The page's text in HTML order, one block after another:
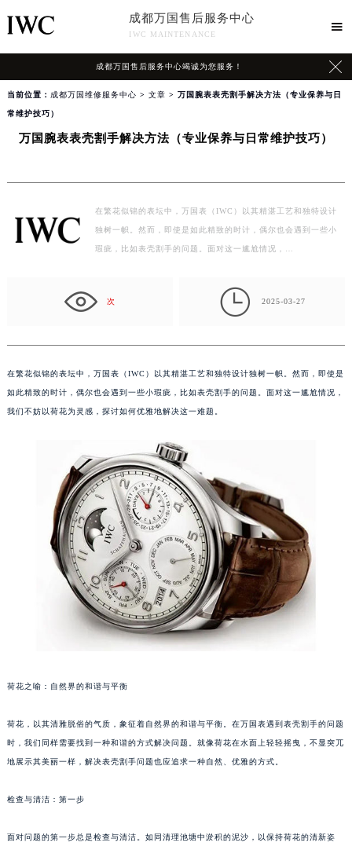
成都万国售后服务中心
IWC MAINTENANCE

成都万国售后服务中心竭诚为您服务！ 
当前位置： 成都万国维修服务中心 > 文章 > 万国腕表表壳割手解决方法（专业保养与日
常维护技巧）
万国腕表表壳割手解决方法（专业保养与日常维护技巧）
在繁花似锦的表坛中，万国表（IWC）以其精湛工艺和独特设计
独树一帜。然而，即使是如此精致的时计，偶尔也会遇到一些小
瑕疵，比如表壳割手的问题。面对这一尴尬情况，…
次  2025-03-27
在繁花似锦的表坛中，万国表（IWC）以其精湛工艺和独特设计独树一帜。然而，即使是
如此精致的时计，偶尔也会遇到一些小瑕疵，比如表壳割手的问题。面对这一尴尬情况，
我们不妨以荷花为灵感，探讨如何优雅地解决这一难题。
荷花之喻：自然界的和谐与平衡
荷花，以其清雅脱俗的气质，象征着自然界的和谐与平衡。在万国表遇到表壳割手的问题
时，我们同样需要找到一种和谐的方式解决问题。就像荷花在水面上轻轻摇曳，不显突兀
地展示其美丽一样，解决表壳割手问题也应追求一种自然、优雅的方式。
检查与清洁：第一步
面对问题的第一步总是检查与清洁。如同清理池塘中淤积的泥沙，以保持荷花的清新姿